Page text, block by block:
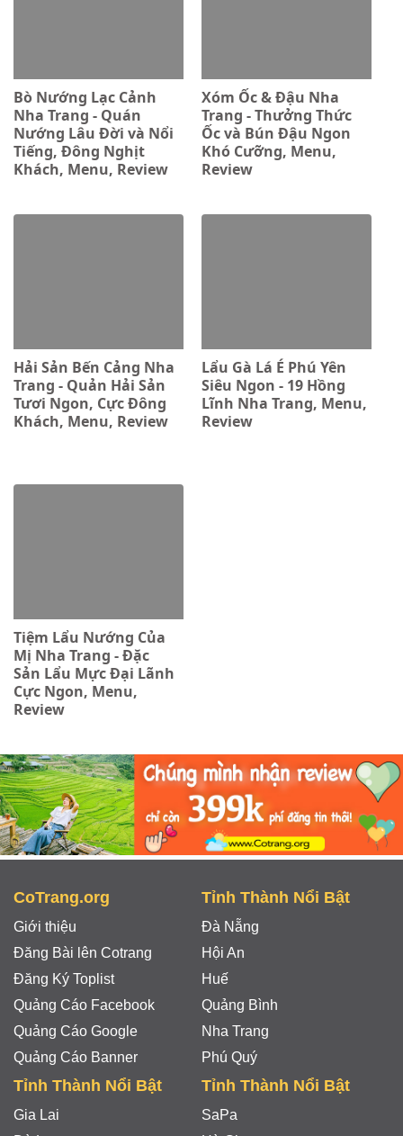
Bò Nướng Lạc Cảnh
Nha Trang - Quán
Nướng Lâu Đời và Nổi
Tiếng, Đông Nghịt
Khách, Menu, Review
Xóm Ốc & Đậu Nha
Trang - Thưởng Thức
Ốc và Bún Đậu Ngon
Khó Cưỡng, Menu,
Review
Hải Sản Bến Cảng Nha
Trang - Quản Hải Sản
Tươi Ngon, Cực Đông
Khách, Menu, Review
Lẩu Gà Lá É Phú Yên
Siêu Ngon - 19 Hồng
Lĩnh Nha Trang, Menu,
Review
Tiệm Lẩu Nướng Của
Mị Nha Trang - Đặc
Sản Lẩu Mực Đại Lãnh
Cực Ngon, Menu,
Review
CoTrang.org
Giới thiệu
Đăng Bài lên Cotrang
Đăng Ký Toplist
Quảng Cáo Facebook
Quảng Cáo Google
Quảng Cáo Banner
Tỉnh Thành Nổi Bật
Đà Nẵng
Hội An
Huế
Quảng Bình
Nha Trang
Phú Quý
Tỉnh Thành Nổi Bật
Gia Lai
Tỉnh Thành Nổi Bật
SaPa